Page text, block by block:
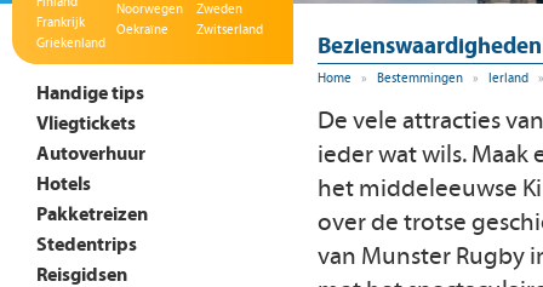
Frankrijk
Griekenland
Noorwegen
Oekraïne
Zweden
Zwitserland
Handige tips
Vliegtickets
Autoverhuur
Hotels
Pakketreizen
Stedentrips
Reisgidsen
Home » Bestemmingen » Ierland »
De vele attracties
ieder wat wils. Maak
het middeleeuwse
over de trotse
van Munster Rugby